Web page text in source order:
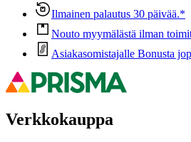
Ilmainen palautus 30 päivää.*
Nouto myymälästä ilman
Asiakasomistajalle Bonusta
Verkkokauppa